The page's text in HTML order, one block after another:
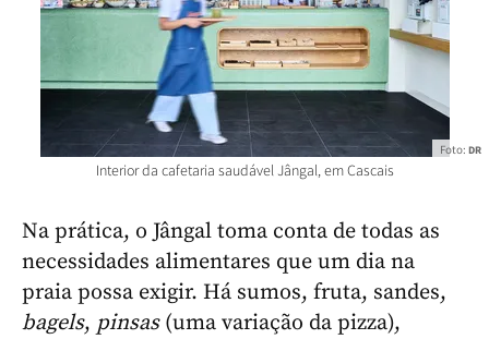
Interior da cafetaria saudável Jângal, em Cascais
Foto: DR
Na prática, o Jângal toma conta de todas as
necessidades alimentares que um dia na
praia possa exigir. Há sumos, fruta, sandes,
bagels, pinsas(uma variação da pizza),